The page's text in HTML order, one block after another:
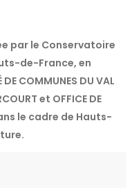
par le Conservatoire
de-France, en
COMMUNES DU VAL
et OFFICE DE
le cadre de Hauts-